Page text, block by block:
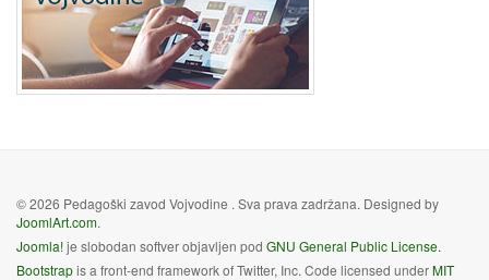
© 2026 Pedagoški zavod Vojvodine . Sva prava zadržana. Designed by
JoomlArt.com.
Joomla!je slobodan softver objavljen pod GNU General Public License.
Bootstrapis a front-end framework of Twitter, Inc. Code licensed underMIT